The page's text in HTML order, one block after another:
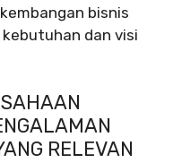
bisnis
dan visi
RELEVAN